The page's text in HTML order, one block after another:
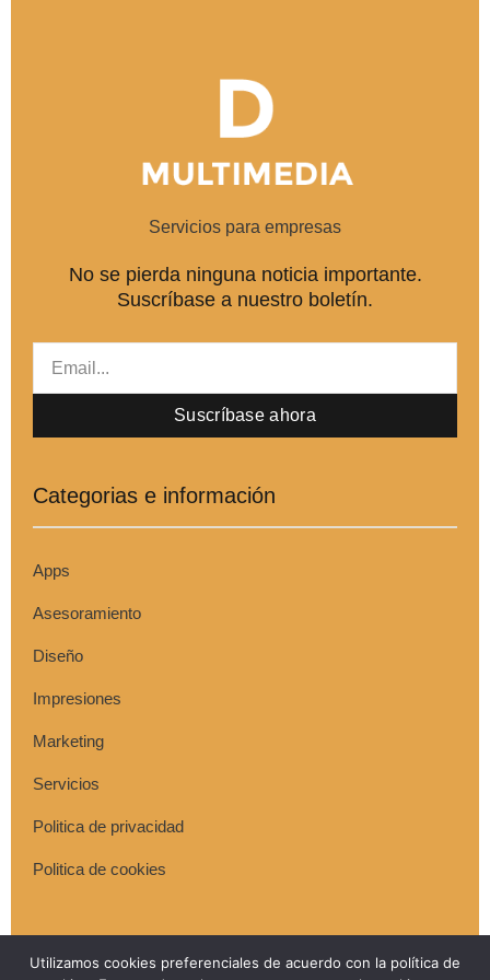
Servicios para empresas
No se pierda ninguna noticia importante.
Suscríbase a nuestro boletín.
Suscríbase ahora
Categorias e información
Apps
Asesoramiento
Diseño
Impresiones
Marketing
Servicios
Politica de privacidad
Politica de cookies
Utilizamos cookies preferenciales de acuerdo con la política de